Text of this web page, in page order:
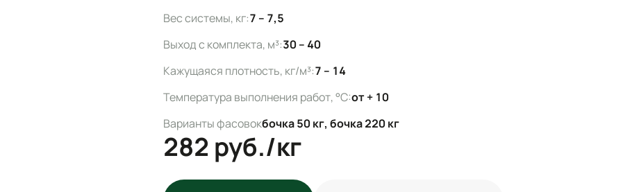
Вес системы, кг:7 – 7,5
Выход с комплекта, м³:30 – 40
Кажущаяся плотность, кг/м³:7 – 14
Температура выполнения работ, °C:от + 10
Варианты фасовокбочка 50 кг, бочка 220 кг
282 руб./кг